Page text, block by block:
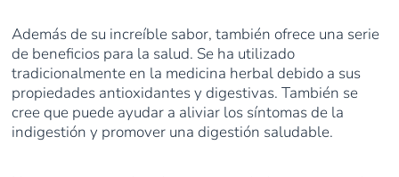
Además de su increíble sabor, también ofrece una serie
de beneficios para la salud. Se ha utilizado
tradicionalmente en la medicina herbal debido a sus
propiedades antioxidantes y digestivas. También se
cree que puede ayudar a aliviar los síntomas de la
indigestión y promover una digestión saludable.